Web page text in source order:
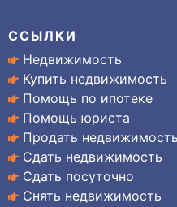
ССЫЛКИ
Недвижимость
Купить недвижимость
Помощь по ипотеке
Помощь юриста
Продать недвижимость
Сдать недвижимость
Сдать посуточно
Снять недвижимость